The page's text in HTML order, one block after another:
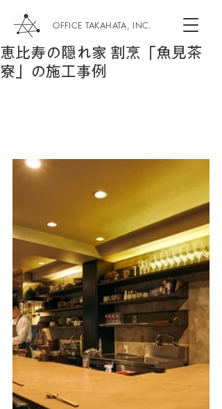
OFFICE TAKAHATA, INC.
恵比寿の隠れ家 割烹「魚見茶
寮」の施工事例